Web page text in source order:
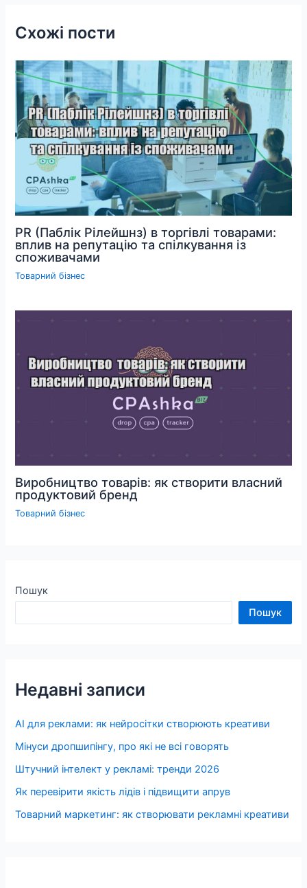
Схожі пости
PR (Паблік Рілейшнз) в торгівлі товарами:
вплив на репутацію та спілкування із
споживачами
Товарний бізнес
Виробництво товарів: як створити власний
продуктовий бренд
Товарний бізнес
Пошук
Пошук
Недавні записи
AI для реклами: як нейросітки створюють креативи
Мінуси дропшипінгу, про які не всі говорять
Штучний інтелект у рекламі: тренди 2026
Як перевірити якість лідів і підвищити апрув
Товарний маркетинг: як створювати рекламні креативи